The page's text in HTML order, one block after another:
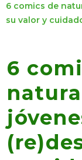
6 comics de
su valor y
6